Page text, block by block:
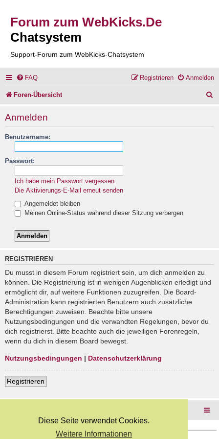
Diese Seite verwendet Cookies.
Weitere Informationen
Forum zum WebKicks.De
Chatsystem
Support-Forum zum WebKicks-Chatsystem
FAQ Anmelden
Registrieren
Foren-Übersicht
Anmelden
Benutzername:
Passwort:
Ich habe mein Passwort vergessen
Die Aktivierungs-E-Mail erneut senden
Angemeldet bleiben
Meinen Online-Status während dieser Sitzung verbergen
REGISTRIEREN
Du musst in diesem Forum registriert sein, um dich anmelden zu
können. Die Registrierung ist in wenigen Augenblicken erledigt und
ermöglicht dir, auf weitere Funktionen zuzugreifen. Die Board-
Administration kann registrierten Benutzern auch zusätzliche
Berechtigungen zuweisen. Beachte bitte unsere
Nutzungsbedingungen und die verwandten Regelungen, bevor du
dich registrierst. Bitte beachte auch die jeweiligen Forenregeln,
wenn du dich in diesem Board bewegst.
Nutzungsbedingungen | Datenschutzerklärung
Registrieren